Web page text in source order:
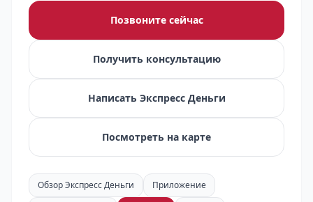
Позвоните сейчас
Получить консультацию
Написать Экспресс Деньги
Посмотреть на карте
Обзор Экспресс Деньги
Приложение